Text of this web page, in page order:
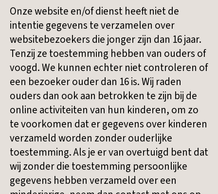
Onze website en/of dienst heeft niet de
intentie gegevens te verzamelen over
websitebezoekers die jonger zijn dan 16 jaar.
Tenzij ze toestemming hebben van ouders of
voogd. We kunnen echter niet controleren of
een bezoeker ouder dan 16 is. Wij raden
ouders dan ook aan betrokken te zijn bij de
online activiteiten van hun kinderen, om zo
te voorkomen dat er gegevens over kinderen
verzameld worden zonder ouderlijke
toestemming. Als je er van overtuigd bent dat
wij zonder die toestemming persoonlijke
gegevens hebben verzameld over een